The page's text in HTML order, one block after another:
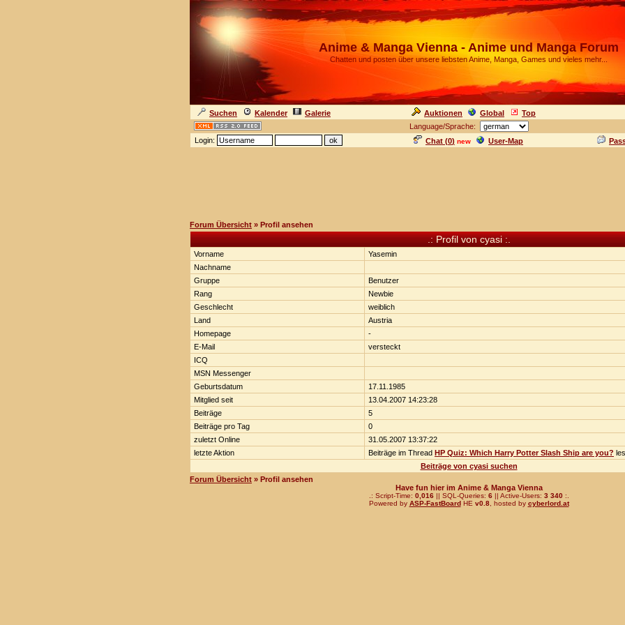
Anime & Manga Vienna - Anime und Manga Forum
Chatten und posten über unsere liebsten Anime, Manga, Games und vieles mehr...
Suchen Kalender Galerie Auktionen Global Top
Language/Sprache:
Login:
Chat (0) new User-Map
Forum Übersicht » Profil ansehen
.: Profil von cyasi :.
Vorname
Yasemin
Nachname
Gruppe
Benutzer
Rang
Newbie
Geschlecht
weiblich
Land
Austria
Homepage
-
E-Mail
versteckt
ICQ
MSN Messenger
Geburtsdatum
17.11.1985
Mitglied seit
13.04.2007 14:23:28
Beiträge
5
Beiträge pro Tag
0
zuletzt Online
31.05.2007 13:37:22
letzte Aktion
Beiträge im Thread HP Quiz: Which Harry Potter Slash Ship are you?
Beiträge von cyasi suchen
Forum Übersicht » Profil ansehen
Have fun hier im Anime & Manga Vienna
.: Script-Time: 0,016|| SQL-Queries: 6|| Active-Users: 3 340:.
Powered by ASP-FastBoardHE v0.8, hosted by cyberlord.at